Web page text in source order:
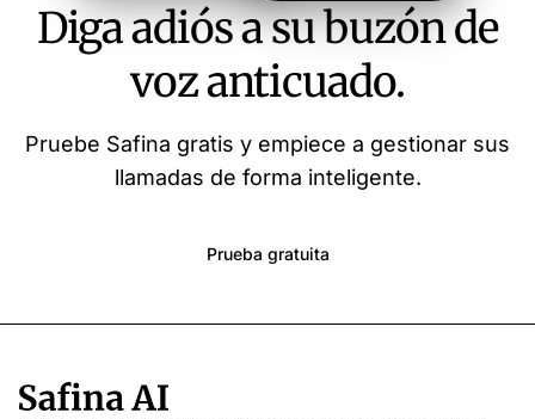
Diga adiós a su buzón de
voz anticuado.
Pruebe Safina gratis y empiece a gestionar sus
llamadas de forma inteligente.
Prueba gratuita